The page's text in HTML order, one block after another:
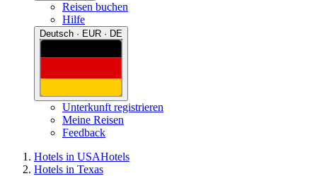
Reisen buchen
Hilfe
Deutsch · EUR · DE
Unterkunft registrieren
Meine Reisen
Feedback
Hotels in USAHotels
Hotels in Texas